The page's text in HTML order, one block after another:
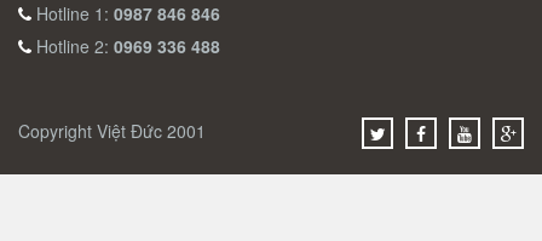
Hotline 1: 0987 846 846
Hotline 2: 0969 336 488
Copyright Việt Đức 2001